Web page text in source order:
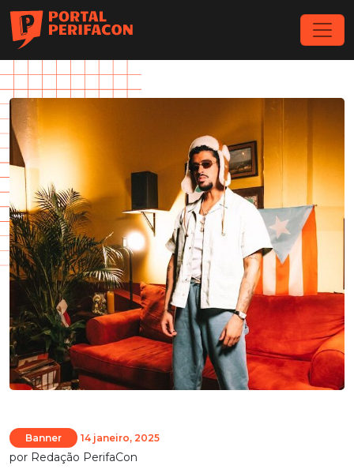
Banner 14 janeiro, 2025
por Redação PerifaCon